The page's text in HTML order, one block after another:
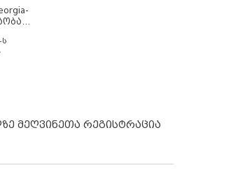
ს
მეღვინეთა რეგისტრაცია